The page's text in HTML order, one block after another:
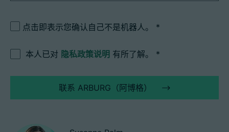
点击即表示您确认自己不是机器人。
本人已对 隐私政策说明 有所了解。 *
联系 ARBURG（阿博格）